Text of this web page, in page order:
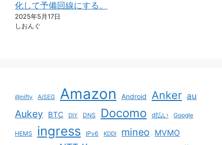
化して予備回線にする。
2025年5月17日
しおんぐ
@nifty AiSEG Amazon Android Anker au
Aukey BTC DIY DNS Docomo d払い Google
HEMS ingress IPv6 KDDI mineo MVMO